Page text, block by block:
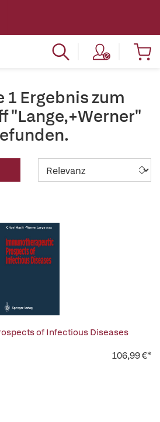
1 Ergebnis zum
"Lange,+Werner"
of Infectious Diseases
106,99 €*